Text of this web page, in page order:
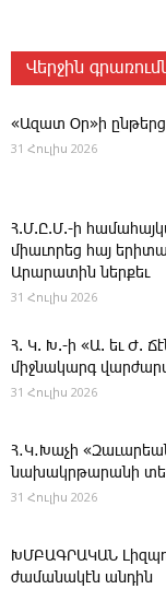
Վերջին
«Ազատ Օր»ի
31 Հուլիս 2026
Հ.Մ.Ը.Մ.-ի
միաւորեց հայ
Արարատին ներքեւ
31 Հուլիս 2026
Հ. Կ. Խ.-ի «Ա. եւ Ժ.
միջնակարգ
31 Հուլիս 2026
Հ․Կ․Խաչի
նախակրթարանի
31 Հուլիս 2026
ԽՄԲԱԳՐԱԿԱՆ
ժամանակէն անդին